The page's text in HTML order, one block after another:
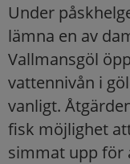
Under
lämna en av
Vallmansgöl
vattennivån i
vanligt.
fisk möjlighet
simmat upp för